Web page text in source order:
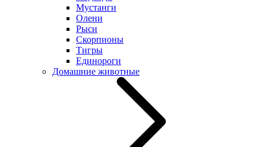
Мустанги
Олени
Рыси
Скорпионы
Тигры
Единороги
Домашние животные